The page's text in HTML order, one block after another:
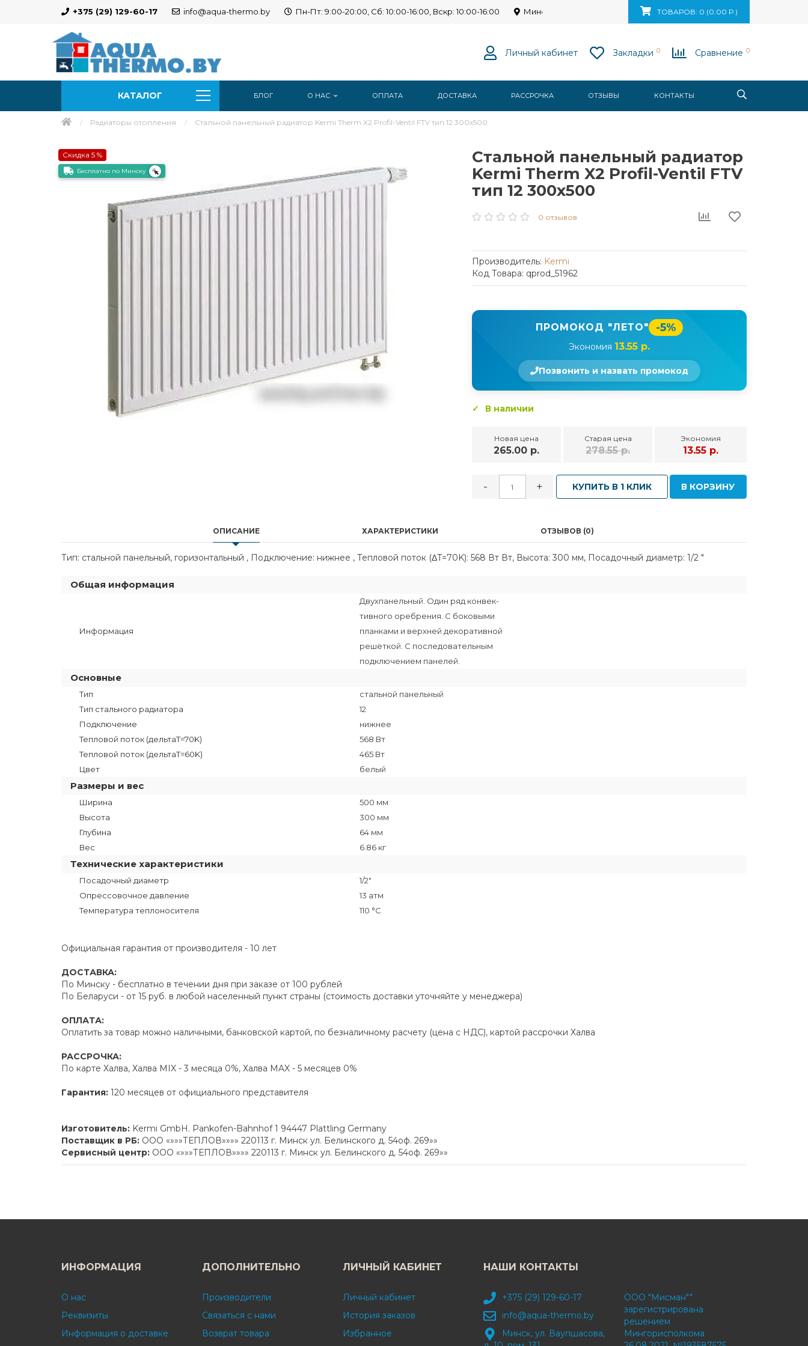
+375 (29) 129-60-17 info@aqua-thermo.by Пн-Пт: 9:00-20:00, Сб: 10:00-16:00, Вскр: 10:00-16:00 Минск, ул. Ваупшасова, д. 10, пом. 131ТОВАРОВ: 0 (0.00 Р.)
Личный кабинет Закладки 0 Сравнение 0
КАТАЛОГ БЛОГ О НАС ОПЛАТА ДОСТАВКА РАССРОЧКА ОТЗЫВЫ КОНТАКТЫ
Радиаторы отопления Стальной панельный радиатор Kermi Therm X2 Profil-Ventil FTV тип 12 300x500
Скидка 5 %
Бесплатно по Минску
Стальной панельный радиатор
Kermi Therm X2 Profil-Ventil FTV
тип 12 300x500
0 отзывов
Производитель: Kermi
Код Товара: qprod_51962
ПРОМОКОД "ЛЕТО" -5%
Экономия 13.55 р.
Позвонить и назвать промокод
В наличии
Новая цена
265.00 р.
Старая цена
278.55 р.
Экономия
13.55 р.
- + КУПИТЬ В 1 КЛИК В КОРЗИНУ
ОПИСАНИЕ ХАРАКТЕРИСТИКИ ОТЗЫВОВ (0)
Тип: стальной панельный, горизонтальный , Подключение: нижнее , Тепловой поток (ΔT=70K): 568 Вт Вт, Высота: 300 мм, Посадочный диаметр: 1/2 "
Общая информация
Информация
Двухпанельный. Один ряд конвек-
тивного оребрения. С боковыми
планками и верхней декоративной
решёткой. С последовательным
подключением панелей.
Основные
Тип
стальной панельный
Тип стального радиатора
12
Подключение
нижнее
Тепловой поток (дельтаT=70K)
568 Вт
Тепловой поток (дельтаТ=60K)
465 Вт
Цвет
белый
Размеры и вес
Ширина
500 мм
Высота
300 мм
Глубина
64 мм
Вес
6.86 кг
Технические характеристики
Посадочный диаметр
1/2"
Опрессовочное давление
13 атм
Температура теплоносителя
110 °C
Официальная гарантия от производителя - 10 лет
ДОСТАВКА:
По Минску - бесплатно в течении дня при заказе от 100 рублей
По Беларуси - от 15 руб. в любой населенный пункт страны (стоимость доставки уточняйте у менеджера)
ОПЛАТА:
Оплатить за товар можно наличными, банковской картой, по безналичному расчету (цена с НДС), картой рассрочки Халва
РАССРОЧКА:
По карте Халва, Халва MIX - 3 месяца 0%, Халва MAX - 5 месяцев 0%
Гарантия: 120 месяцев от официального представителя
Изготовитель: Kermi GmbH. Pankofen-Bahnhof 1 94447 Plattling Germany
Поставщик в РБ: ООО «»»»ТЕПЛОВ»»»» 220113 г. Минск ул. Белинского д. 54оф. 269»»
Сервисный центр: ООО «»»»ТЕПЛОВ»»»» 220113 г. Минск ул. Белинского д. 54оф. 269»»
ИНФОРМАЦИЯ
О нас
Реквизиты
Информация о доставке
ДОПОЛНИТЕЛЬНО
Производители
Связаться с нами
Возврат товара
ЛИЧНЫЙ КАБИНЕТ
Личный кабинет
История заказов
Избранное
НАШИ КОНТАКТЫ
+375 (29) 129-60-17
info@aqua-thermo.by
Минск, ул. Ваупшасова,
ООО "Мисман""
зарегистрирована
решением
Мингорисполкома